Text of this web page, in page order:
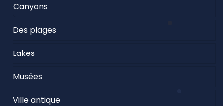
Canyons
Des plages
Lakes
Musées
Ville antique